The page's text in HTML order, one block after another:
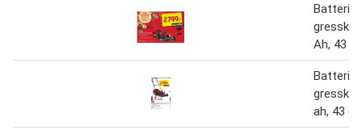
Ah, 43
ah, 43